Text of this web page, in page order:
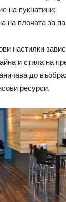
на пукнатини;
на плочата за
настилки
и стила на
до
ресурси.